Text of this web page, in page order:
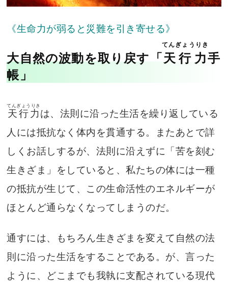
《生命力が弱ると災難を引き寄せる》
大自然の波動を取り戻す「天行力
てんぎょうりき
手
帳」
天行力
てんぎょうりき
は、法則に沿った生活を繰り返している
人には抵抗なく体内を貫通する。またあとで詳
しくお話しするが、法則に沿えずに「苦を刻む
生きざま」をしていると、私たちの体には一種
の抵抗が生じて、この生命活性のエネルギーが
ほとんど通らなくなってしまうのだ。
通すには、もちろん生きざまを変えて自然の法
則に沿った生活をすることである。が、言った
ように、どこまでも我執に支配されている現代